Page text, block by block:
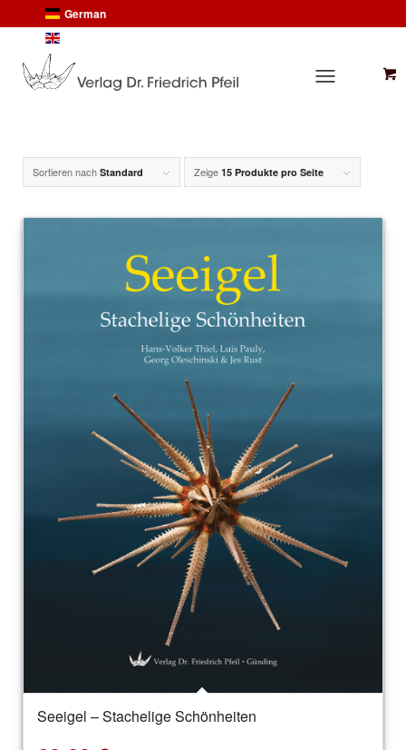
German
Sortieren nach Standard Zeige 15 Produkte pro Seite
Seeigel – Stachelige Schönheiten